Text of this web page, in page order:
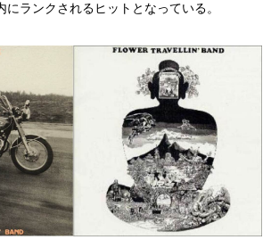
ランクされるヒットとなっている。